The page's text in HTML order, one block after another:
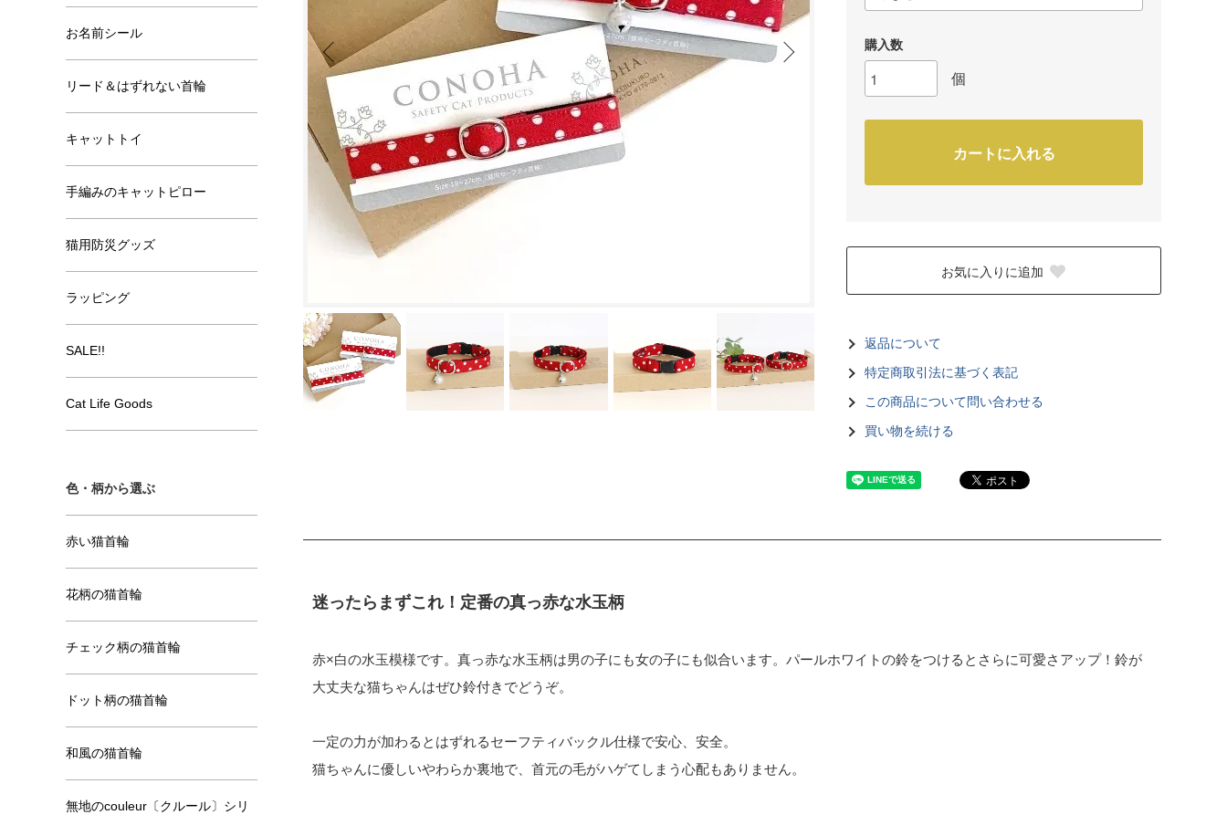
購入数
個
カートに入れる
お気に入りに追加
返品について
特定商取引法に基づく表記
この商品について問い合わせる
買い物を続ける
迷ったらまずこれ！定番の真っ赤な水玉柄
赤×白の水玉模様です。真っ赤な水玉柄は男の子にも女の子にも似合います。パールホワイトの鈴をつけるとさらに可愛さアップ！鈴が
大丈夫な猫ちゃんはぜひ鈴付きでどうぞ。
一定の力が加わるとはずれるセーフティバックル仕様で安心、安全。
猫ちゃんに優しいやわらか裏地で、首元の毛がハゲてしまう心配もありません。
お名前シール
リード＆はずれない首輪
キャットトイ
手編みのキャットピロー
猫用防災グッズ
ラッピング
SALE!!
Cat Life Goods
色・柄から選ぶ
赤い猫首輪
花柄の猫首輪
チェック柄の猫首輪
ドット柄の猫首輪
和風の猫首輪
無地のcouleur〔クルール〕シリ